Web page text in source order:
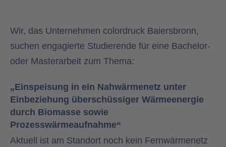
Wir, das Unternehmen colordruck Baiersbronn,
suchen engagierte Studierende für eine Bachelor-
oder Masterarbeit zum Thema:
„Einspeisung in ein Nahwärmenetz unter
Einbeziehung überschüssiger Wärmeenergie
durch Biomasse sowie
Prozesswärmeaufnahme“
Aktuell ist am Standort noch kein Fernwärmenetz